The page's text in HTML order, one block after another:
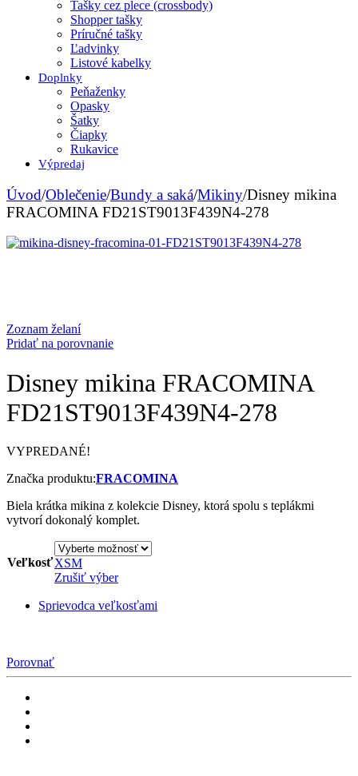
Tašky cez plece (crossbody)
Shopper tašky
Príručné tašky
Ľadvinky
Listové kabelky
Doplnky
Peňaženky
Opasky
Šatky
Čiapky
Rukavice
Výpredaj
Úvod/Oblečenie/Bundy a saká/Mikiny/Disney mikina
FRACOMINA FD21ST9013F439N4-278
Zoznam želaní
Pridať na porovnanie
Disney mikina FRACOMINA
FD21ST9013F439N4-278
VYPREDANÉ!
Značka produktu:FRACOMINA
Biela krátka mikina z kolekcie Disney, ktorá spolu s teplákmi
vytvorí dokonalý komplet.
VeľkosťXSM
Zrušiť výber
Sprievodca veľkosťami
Porovnať